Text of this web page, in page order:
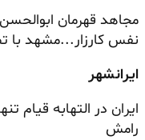
مجاهد قهرمان
نفس کارزار...مشهد با
ایرانشهر
ایران در التهابه قیام
رامش